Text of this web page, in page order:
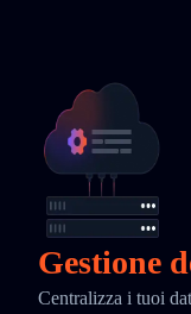
Gestione
Centralizza i tuoi